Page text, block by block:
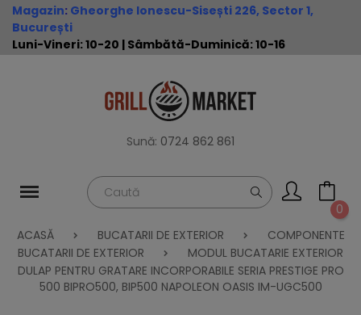
Magazin: Gheorghe Ionescu-Sisești 226, Sector 1,
București
Luni-Vineri: 10-20 | Sâmbătă-Duminică: 10-16
Sună: 0724 862 861
0
ACASĂ
BUCATARII DE EXTERIOR
COMPONENTE
BUCATARII DE EXTERIOR
MODUL BUCATARIE EXTERIOR
DULAP PENTRU GRATARE INCORPORABILE SERIA PRESTIGE PRO
500 BIPRO500, BIP500 NAPOLEON OASIS IM-UGC500